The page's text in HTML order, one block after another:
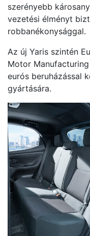
szerényebb
vezetési élményt
robbanékonysággal.
Az új Yaris szintén
Motor
eurós beruházással
gyártására.